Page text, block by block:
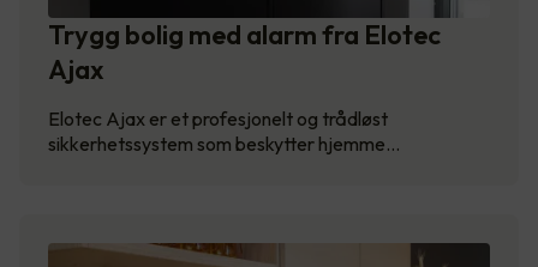
Trygg bolig med alarm fra Elotec
Ajax
Elotec Ajax er et profesjonelt og trådløst
sikkerhetssystem som beskytter hjemme…